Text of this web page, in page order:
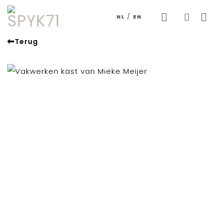
Skip
NL / EN
Terug